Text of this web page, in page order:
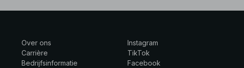
Over ons
Carrière
Bedrijfsinformatie
Instagram
TikTok
Facebook